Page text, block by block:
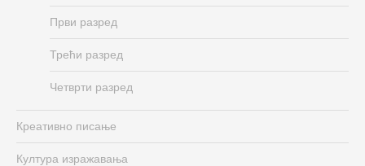
Први разред
Трећи разред
Четврти разред
Креативно писање
Култура изражавања